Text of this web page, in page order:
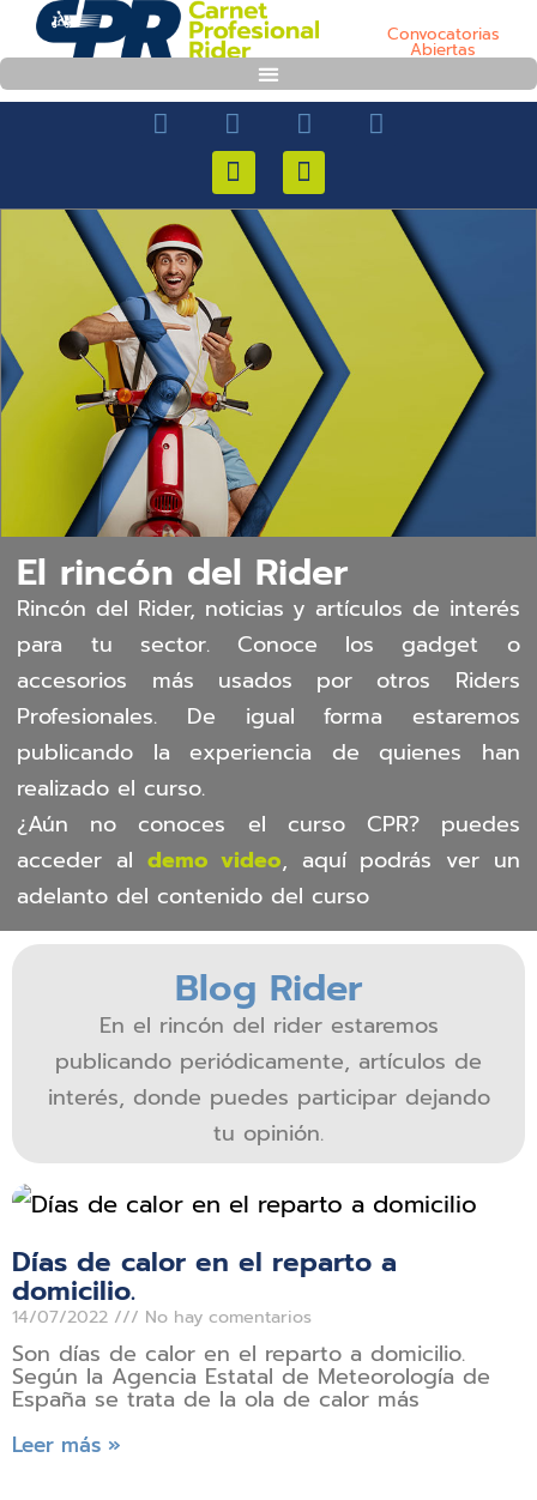
Convocatorias
Abiertas
El rincón del Rider
Rincón del Rider, noticias y artículos de interés
para tu sector. Conoce los gadget o
accesorios más usados por otros Riders
Profesionales. De igual forma estaremos
publicando la experiencia de quienes han
realizado el curso.
¿Aún no conoces el curso CPR? puedes
acceder al demo video, aquí podrás ver un
adelanto del contenido del curso
Blog Rider
En el rincón del rider estaremos
publicando periódicamente, artículos de
interés, donde puedes participar dejando
tu opinión.
Días de calor en el reparto a
domicilio.
14/07/2022 No hay comentarios
Son días de calor en el reparto a domicilio.
Según la Agencia Estatal de Meteorología de
España se trata de la ola de calor más
Leer más »